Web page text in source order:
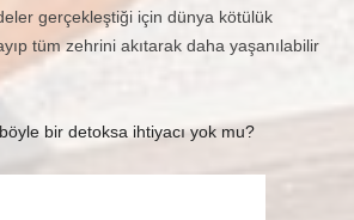
gerçekleştiği için dünya kötülük
tüm zehrini akıtarak daha yaşanılabilir
bir detoksa ihtiyacı yok mu?